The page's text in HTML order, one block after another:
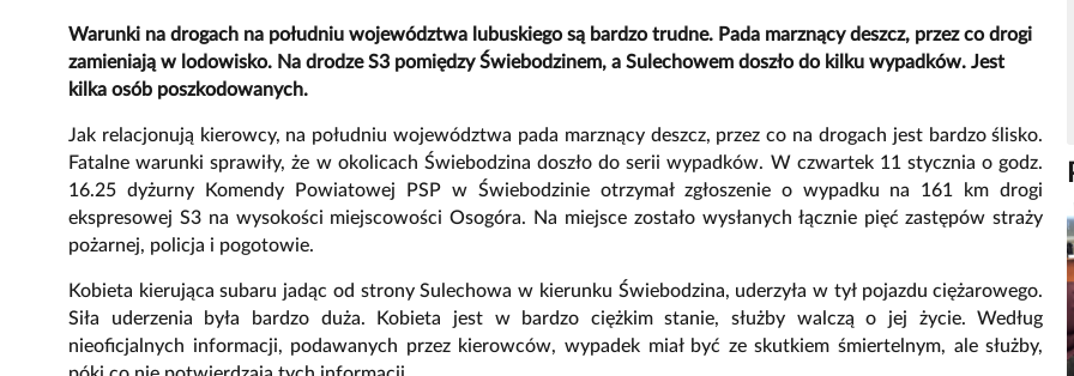
Warunki na drogach na południu województwa lubuskiego są bardzo trudne. Pada marznący deszcz, przez co drogi
zamieniają w lodowisko. Na drodze S3 pomiędzy Świebodzinem, a Sulechowem doszło do kilku wypadków. Jest
kilka osób poszkodowanych.
Jak relacjonują kierowcy, na południu województwa pada marznący deszcz, przez co na drogach jest bardzo ślisko.
Fatalne warunki sprawiły, że w okolicach Świebodzina doszło do serii wypadków. W czwartek 11 stycznia o godz.
16.25 dyżurny Komendy Powiatowej PSP w Świebodzinie otrzymał zgłoszenie o wypadku na 161 km drogi
ekspresowej S3 na wysokości miejscowości Osogóra. Na miejsce zostało wysłanych łącznie pięć zastępów straży
pożarnej, policja i pogotowie.
Kobieta kierująca subaru jadąc od strony Sulechowa w kierunku Świebodzina, uderzyła w tył pojazdu ciężarowego.
Siła uderzenia była bardzo duża. Kobieta jest w bardzo ciężkim stanie, służby walczą o jej życie. Według
nieoficjalnych informacji, podawanych przez kierowców, wypadek miał być ze skutkiem śmiertelnym, ale służby,